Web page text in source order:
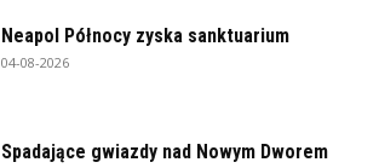
Neapol Północy zyska sanktuarium
04-08-2026
Spadające gwiazdy nad Nowym Dworem